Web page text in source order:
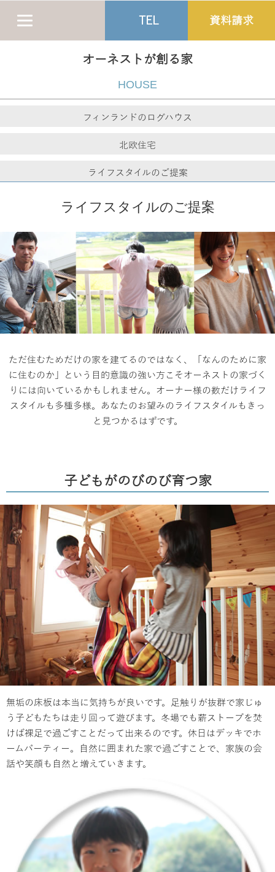
TEL 資料請求
オーネストが創る家
HOUSE
フィンランドのログハウス
北欧住宅
ライフスタイルのご提案
ライフスタイルのご提案
ただ住むためだけの家を建てるのではなく、「なんのために家
に住むのか」という目的意識の強い方こそオーネストの家づく
りには向いているかもしれません。オーナー様の数だけライフ
スタイルも多種多様。あなたのお望みのライフスタイルもきっ
と見つかるはずです。
子どもがのびのび育つ家
無垢の床板は本当に気持ちが良いです。足触りが抜群で家じゅ
う子どもたちは走り回って遊びます。冬場でも薪ストーブを焚
けば裸足で過ごすことだって出来るのです。休日はデッキでホ
ームパーティー。自然に囲まれた家で過ごすことで、家族の会
話や笑顔も自然と増えていきます。